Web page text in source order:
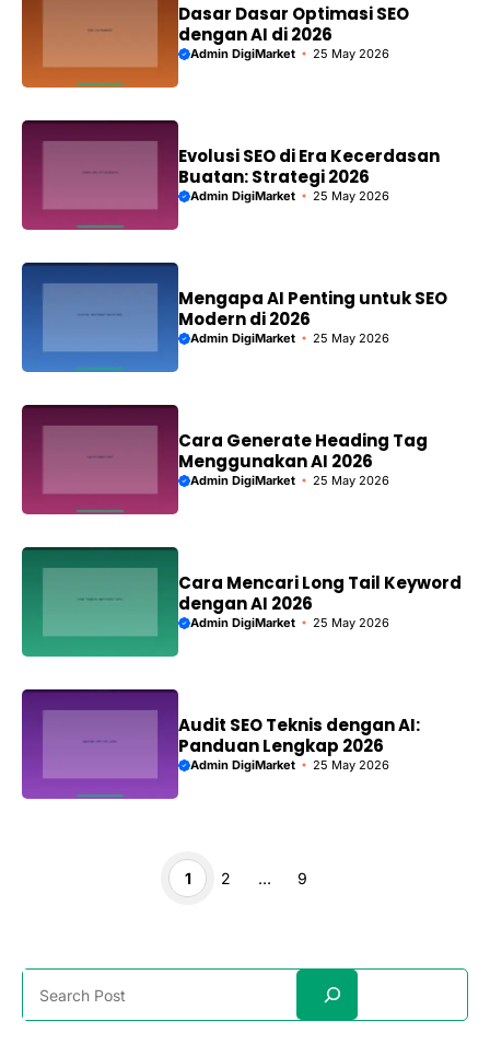
Dasar Dasar Optimasi SEO
dengan AI di 2026
Admin DigiMarket 25 May 2026
Evolusi SEO di Era Kecerdasan
Buatan: Strategi 2026
Admin DigiMarket 25 May 2026
Mengapa AI Penting untuk SEO
Modern di 2026
Admin DigiMarket 25 May 2026
Cara Generate Heading Tag
Menggunakan AI 2026
Admin DigiMarket 25 May 2026
Cara Mencari Long Tail Keyword
dengan AI 2026
Admin DigiMarket 25 May 2026
Audit SEO Teknis dengan AI:
Panduan Lengkap 2026
Admin DigiMarket 25 May 2026
Page
1 Page
2 … Page
9